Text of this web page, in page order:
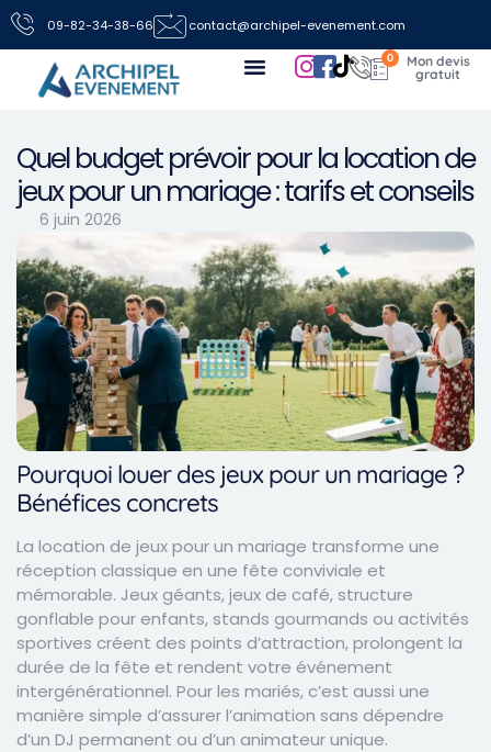
09-82-34-38-66 contact@archipel-evenement.com
0
Quel budget prévoir pour la location de
jeux pour un mariage : tarifs et conseils
6 juin 2026
Pourquoi louer des jeux pour un mariage ?
Bénéfices concrets
La location de jeux pour un mariage transforme une
réception classique en une fête conviviale et
mémorable. Jeux géants, jeux de café, structure
gonflable pour enfants, stands gourmands ou activités
sportives créent des points d’attraction, prolongent la
durée de la fête et rendent votre événement
intergénérationnel. Pour les mariés, c’est aussi une
manière simple d’assurer l’animation sans dépendre
d’un DJ permanent ou d’un animateur unique.